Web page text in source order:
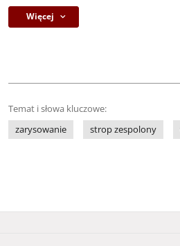
Więcej
Temat i słowa kluczowe:
zarysowanie
strop zespolony